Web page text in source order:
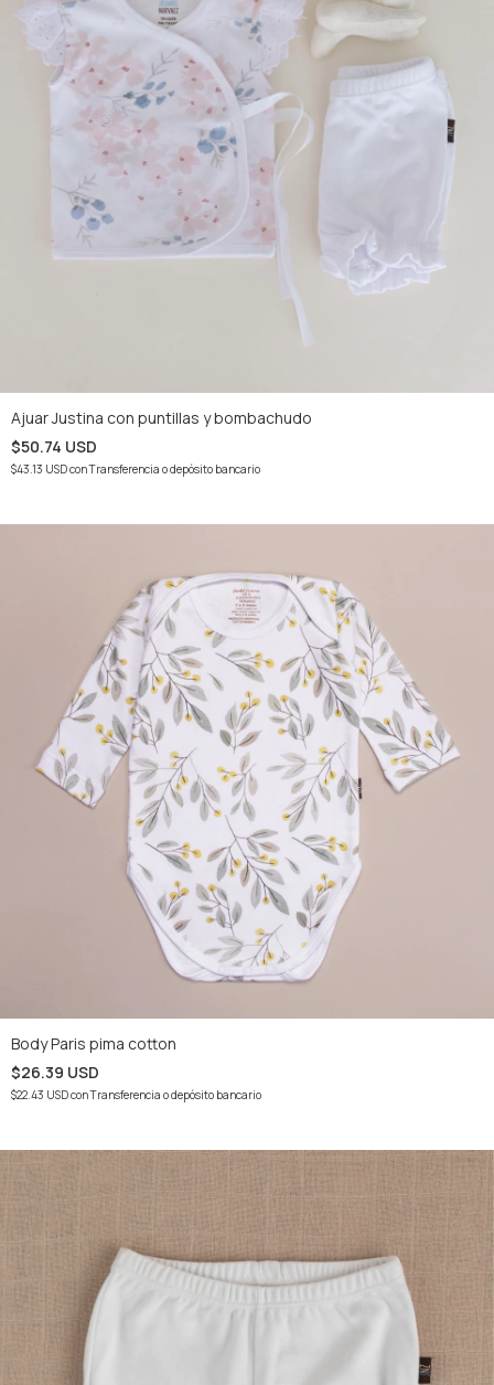
Ajuar Justina con puntillas y bombachudo
$50.74 USD
$43.13 USDconTransferencia o depósito bancario
Body Paris pima cotton
$26.39 USD
$22.43 USDconTransferencia o depósito bancario